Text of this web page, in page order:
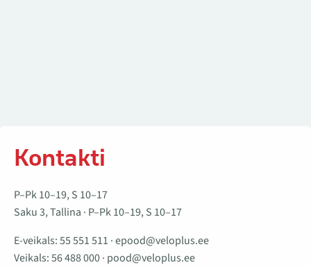
Kontakti
P–Pk 10–19, S 10–17
Saku 3, Tallina · P–Pk 10–19, S 10–17
E-veikals:55 551 511 ·epood@veloplus.ee
Veikals:56 488 000· pood@veloplus.ee